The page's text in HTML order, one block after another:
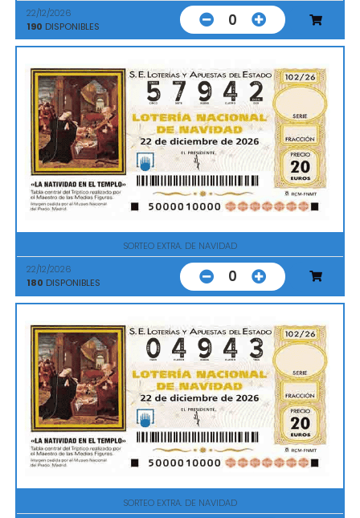
22/12/2026
190 DISPONIBLES 0
SORTEO EXTRA. DE NAVIDAD
22/12/2026
180 DISPONIBLES 0
SORTEO EXTRA. DE NAVIDAD